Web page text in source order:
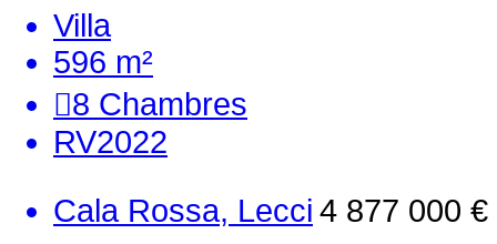
Villa
596 m²
8 Chambres
RV2022
4 877 000 €
Cala Rossa, Lecci